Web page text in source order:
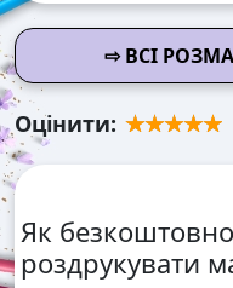
⇨ ВСІ
Оцінити:
Як
роздрукувати